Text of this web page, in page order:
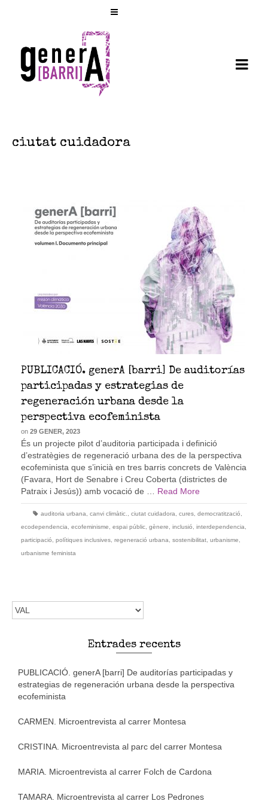
ciutat cuidadora
PUBLICACIÓ. generA [barri] De auditorías
participadas y estrategias de
regeneración urbana desde la
perspectiva ecofeminista
on 29 GENER, 2023
És un projecte pilot d’auditoria participada i definició
d’estratègies de regeneració urbana des de la perspectiva
ecofeminista que s’inicià en tres barris concrets de València
(Favara, Hort de Senabre i Creu Coberta (districtes de
Patraix i Jesús)) amb vocació de … Read More
auditoria urbana canvi climàtic. ciutat cuidadora cures democratització
ecodependencia
ecofeminisme espai públic gènere inclusió interdependencia
participació
polítiques inclusives regeneració urbana sostenibilitat urbanisme
urbanisme feminista
Trieu
l'idioma
Entrades recents
PUBLICACIÓ. generA [barri] De auditorías participadas y
estrategias de regeneración urbana desde la perspectiva
ecofeminista
CARMEN. Microentrevista al carrer Montesa
CRISTINA. Microentrevista al parc del carrer Montesa
MARIA. Microentrevista al carrer Folch de Cardona
TAMARA. Microentrevista al carrer Los Pedrones